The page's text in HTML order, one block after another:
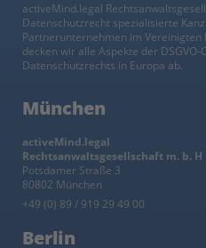
activeMind.legal
Datenschutzrecht spezialisierte
Partnerunternehmen im Vereinigten
decken wir alle Aspekte der
Datenschutzrechts in Europa ab.
München
activeMind.legal
Rechtsanwaltsgesellschaft m. b. H
Potsdamer Straße 3
80802 München
+49 (0) 89 / 919 29 49 00
Berlin